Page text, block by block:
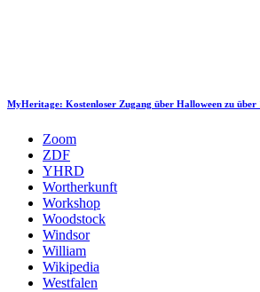
MyHeritage: Kostenloser Zugang über Halloween zu
Zoom
ZDF
YHRD
Wortherkunft
Workshop
Woodstock
Windsor
William
Wikipedia
Westfalen